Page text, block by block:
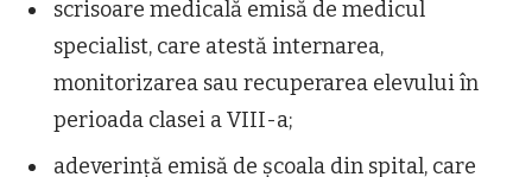
scrisoare medicală emisă de medicul
specialist, care atestă internarea,
monitorizarea sau recuperarea elevului în
perioada clasei a VIII-a;
adeverință emisă de școala din spital, care